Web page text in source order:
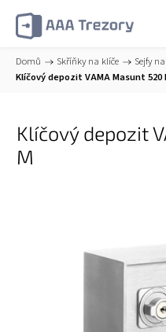
Domů / Skříňky na klíče / Sejfy
Klíčový depozit VAMA Masunt 520
Klíčový depozit
M